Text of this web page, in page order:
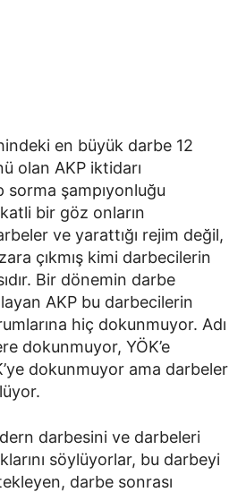
en büyük darbe 12
olan AKP iktidarı
sorma şampıyonluğu
bir göz onların
ve yarattığı rejim değil,
çıkmış kimi darbecilerin
Bir dönemin darbe
AKP bu darbecilerin
hiç dokunmuyor. Adı
dokunmuyor, YÖK’e
dokunmuyor ama darbeler
darbesini ve darbeleri
söylüyorlar, bu darbeyi
darbe sonrası